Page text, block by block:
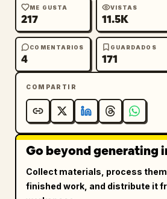
ME GUSTA
217
VISTAS
11.5K
COMENTARIOS
4
GUARDADOS
171
COMPARTIR
Go beyond generating
Collect materials, process
finished work, and distribute it